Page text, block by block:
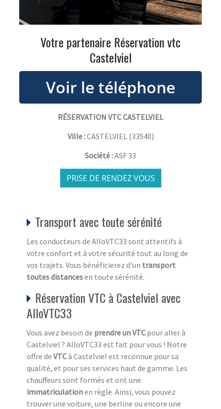
Votre partenaire Réservation vtc
Castelviel
RÉSERVATION VTC CASTELVIEL
Ville :CASTELVIEL (33540)
Société :ASF 33
PRISE DE RENDEZ VOUS
Transport avec toute sérénité
Les conducteurs de AlloVTC33 sont attentifs à
votre confort et à votre sécurité tout au long de
vos trajets. Vous bénéficierez d'un transport
toutes distancesen toute sérénité.
Réservation VTC à Castelviel avec
AlloVTC33
Vous avez besoin de prendre un VTC pour aller à
Castelviel ? AlloVTC33 est fait pour vous ! Notre
offre de VTCà Castelviel est reconnue pour sa
qualité, et pour ses services haut de gamme. Les
chauffeurs sont formés et ont une
immatriculationen règle. Ainsi, vous pouvez
trouver une voiture, une berline ou encore une